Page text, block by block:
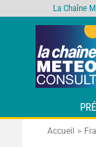
Accueil
La Chaîne